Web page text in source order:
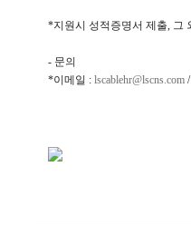
*지원시 성적증명서 제출, 그
- 문의
*이메일 : lscablehr@lscns.com